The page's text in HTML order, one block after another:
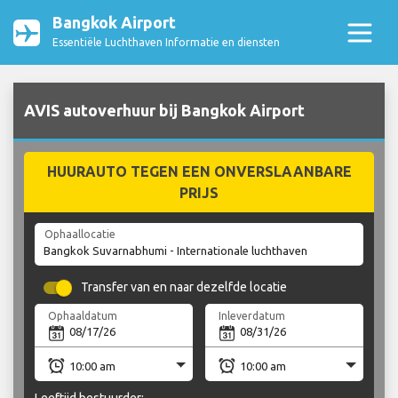
Bangkok Airport
Essentiële Luchthaven Informatie en diensten
AVIS autoverhuur bij Bangkok Airport
HUURAUTO TEGEN EEN ONVERSLAANBARE
PRIJS
Ophaallocatie
Transfer van en naar dezelfde locatie
Ophaaldatum Inleverdatum